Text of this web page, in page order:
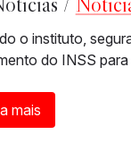
o instituto,
do INSS
mais